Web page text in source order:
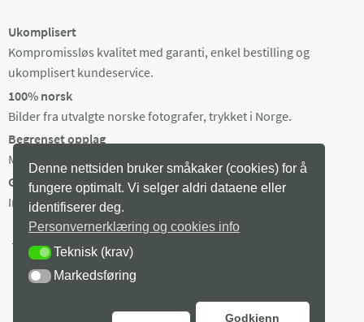
Ukomplisert
Kompromissløs kvalitet med garanti, enkel bestilling og
ukomplisert kundeservice.
100% norsk
Bilder fra utvalgte norske fotografer, trykket i Norge.
Begrenset opplag
Maks 100 eksemplarer av hvert bilde, trykket på bestilling.
Gratis frakt i Norge
Ingen minstepris. Produksjonstid 3-8 arb dager + levering.
Denne nettsiden bruker småkaker (cookies) for å
fungere optimalt. Vi selger aldri dataene eller
identifiserer deg.
Personvernerklæring og cookies info
TEKNISK (KRAV)
Teknisk (krav)
MARKEDSFØRING
Markedsføring
Godkjenn